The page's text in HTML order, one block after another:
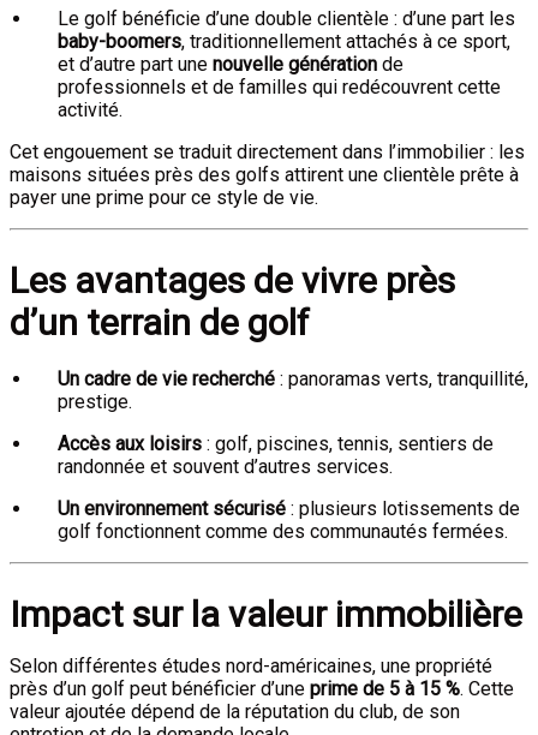
Le golf bénéficie d’une double clientèle : d’une part les
baby-boomers, traditionnellement attachés à ce sport,
et d’autre part une nouvelle génération de
professionnels et de familles qui redécouvrent cette
activité.
Cet engouement se traduit directement dans l’immobilier : les
maisons situées près des golfs attirent une clientèle prête à
payer une prime pour ce style de vie.
Les avantages de vivre près
d’un terrain de golf
Un cadre de vie recherché : panoramas verts, tranquillité,
prestige.
Accès aux loisirs : golf, piscines, tennis, sentiers de
randonnée et souvent d’autres services.
Un environnement sécurisé : plusieurs lotissements de
golf fonctionnent comme des communautés fermées.
Impact sur la valeur immobilière
Selon différentes études nord-américaines, une propriété
près d’un golf peut bénéficier d’une prime de 5 à 15 %. Cette
valeur ajoutée dépend de la réputation du club, de son